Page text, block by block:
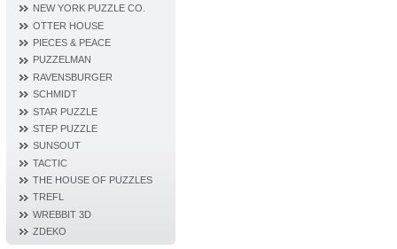
NEW YORK PUZZLE CO.
OTTER HOUSE
PIECES & PEACE
PUZZELMAN
RAVENSBURGER
SCHMIDT
STAR PUZZLE
STEP PUZZLE
SUNSOUT
TACTIC
THE HOUSE OF PUZZLES
TREFL
WREBBIT 3D
ZDEKO